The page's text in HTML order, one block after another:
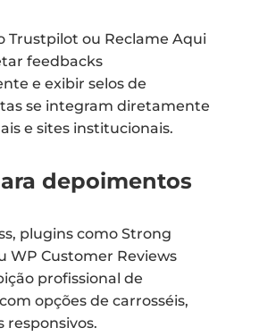
Trustpilot ou Reclame Aqui
feedbacks
e exibir selos de
se integram diretamente
e sites institucionais.
depoimentos
plugins como Strong
WP Customer Reviews
profissional de
opções de carrosséis,
responsivos.